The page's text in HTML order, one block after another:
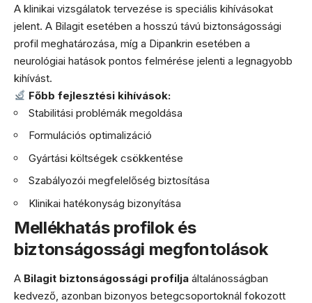
A klinikai vizsgálatok tervezése is speciális kihívásokat
jelent. A Bilagit esetében a hosszú távú biztonságossági
profil meghatározása, míg a Dipankrin esetében a
neurológiai hatások pontos felmérése jelenti a legnagyobb
kihívást.
Főbb fejlesztési kihívások:
Stabilitási problémák megoldása
Formulációs optimalizáció
Gyártási költségek csökkentése
Szabályozói megfelelőség biztosítása
Klinikai hatékonyság bizonyítása
Mellékhatás profilok és
biztonságossági megfontolások
A Bilagit biztonságossági profilja általánosságban
kedvező, azonban bizonyos betegcsoportoknál fokozott